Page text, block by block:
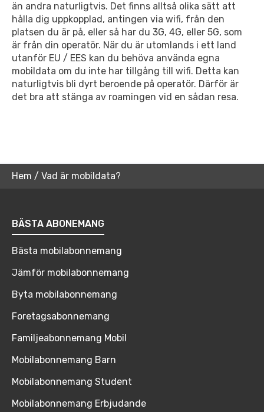
än andra naturligtvis. Det finns alltså olika sätt att
hålla dig uppkopplad, antingen via wifi, från den
platsen du är på, eller så har du 3G, 4G, eller 5G, som
är från din operatör. När du är utomlands i ett land
utanför EU / EES kan du behöva använda egna
mobildata om du inte har tillgång till wifi. Detta kan
naturligtvis bli dyrt beroende på operatör. Därför är
det bra att stänga av roamingen vid en sådan resa.
Hem / Vad är mobildata?
BÄSTA ABONEMANG
Bästa mobilabonnemang
Jämför mobilabonnemang
Byta mobilabonnemang
Foretagsabonnemang
Familjeabonnemang Mobil
Mobilabonnemang Barn
Mobilabonnemang Student
Mobilabonnemang Erbjudande